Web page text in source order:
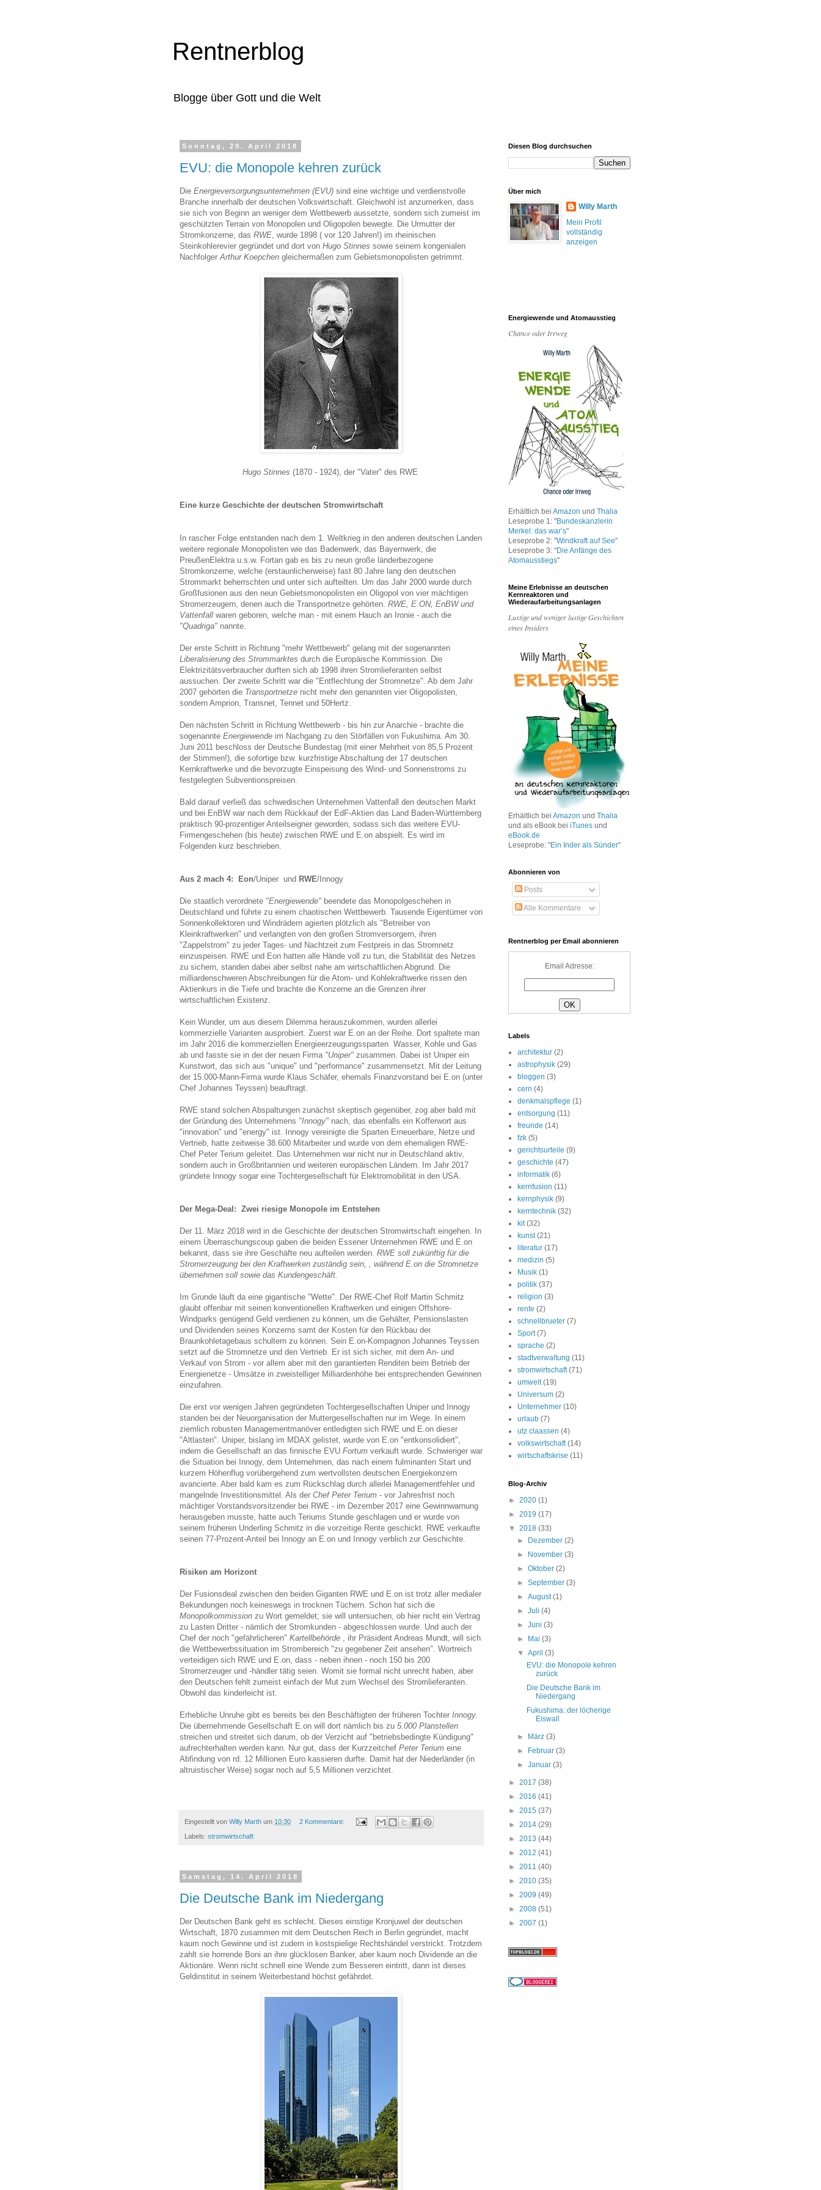
Rentnerblog
Blogge über Gott und die Welt
Sonntag, 29. April 2018
EVU: die Monopole kehren zurück
Die Energieversorgungsunternehmen (EVU) sind eine wichtige und verdienstvolle
Branche innerhalb der deutschen Volkswirtschaft. Gleichwohl ist anzumerken, dass
sie sich von Beginn an weniger dem Wettbewerb aussetzte, sondern sich zumeist im
geschützten Terrain von Monopolen und Oligopolen bewegte. Die Urmutter der
Stromkonzerne, das RWE , wurde 1898 ( vor 120 Jahren!) im rheinischen
Steinkohlerevier gegründet und dort von Hugo Stinnes sowie seinem kongenialen
Nachfolger Arthur Koepchen gleichermaßen zum Gebietsmonopolisten getrimmt.
Hugo Stinnes (1870 - 1924), der "Vater" des RWE
Eine kurze Geschichte der deutschen Stromwirtschaft
In rascher Folge entstanden nach dem 1. Weltkrieg in den anderen deutschen Landen
weitere regionale Monopolisten wie das Badenwerk, das Bayernwerk, die
PreußenElektra u.s.w. Fortan gab es bis zu neun große länderbezogene
Stromkonzerne, welche (erstaunlicherweise) fast 80 Jahre lang den deutschen
Strommarkt beherrschten und unter sich aufteilten. Um das Jahr 2000 wurde durch
Großfusionen aus den neun Gebietsmonopolisten ein Oligopol von vier mächtigen
Stromerzeugern, denen auch die Transportnetze gehörten. RWE, E.ON, EnBW und
Vattenfall waren geboren, welche man - mit einem Hauch an Ironie - auch die
"Quadriga" nannte.
Der erste Schritt in Richtung "mehr Wettbewerb" gelang mit der sogenannten
Liberalisierung des Strommarktes durch die Europäische Kommission. Die
Elektrizitätsverbraucher durften sich ab 1998 ihren Stromlieferanten selbst
aussuchen. Der zweite Schritt war die "Entflechtung der Stromnetze". Ab dem Jahr
2007 gehörten die Transportnetze nicht mehr den genannten vier Oligopolisten,
sondern Amprion, Transnet, Tennet und 50Hertz.
Den nächsten Schritt in Richtung Wettbewerb - bis hin zur Anarchie - brachte die
sogenannte Energiewende im Nachgang zu den Störfällen von Fukushima. Am 30.
Juni 2011 beschloss der Deutsche Bundestag (mit einer Mehrheit von 85,5 Prozent
der Stimmen!), die sofortige bzw. kurzfristige Abschaltung der 17 deutschen
Kernkraftwerke und die bevorzugte Einspeisung des Wind- und Sonnenstroms zu
festgelegten Subventionspreisen.
Bald darauf verließ das schwedischen Unternehmen Vattenfall den deutschen Markt
und bei EnBW war nach dem Rückkauf der EdF-Aktien das Land Baden-Württemberg
praktisch 90-prozentiger Anteilseigner geworden, sodass sich das weitere EVU-
Firmengeschehen (bis heute) zwischen RWE und E.on abspielt. Es wird im
Folgenden kurz beschrieben.
Aus 2 mach 4: Eon/Uniper und RWE/Innogy
Die staatlich verordnete "Energiewende" beendete das Monopolgeschehen in
Deutschland und führte zu einem chaotischen Wettbewerb. Tausende Eigentümer von
Sonnenkollektoren und Windrädern agierten plötzlich als "Betreiber von
Kleinkraftwerken" und verlangten von den großen Stromversorgern, ihren
"Zappelstrom" zu jeder Tages- und Nachtzeit zum Festpreis in das Stromnetz
einzuspeisen. RWE und Eon hatten alle Hände voll zu tun, die Stabilität des Netzes
zu sichern, standen dabei aber selbst nahe am wirtschaftlichen Abgrund. Die
milliardenschweren Abschreibungen für die Atom- und Kohlekraftwerke rissen den
Aktienkurs in die Tiefe und brachte die Konzerne an die Grenzen ihrer
wirtschaftlichen Existenz.
Kein Wunder, um aus diesem Dilemma herauszukommen, wurden allerlei
kommerzielle Varianten ausprobiert. Zuerst war E.on an der Reihe. Dort spaltete man
im Jahr 2016 die kommerziellen Energieerzeugungssparten Wasser, Kohle und Gas
ab und fasste sie in der der neuen Firma "Uniper" zusammen. Dabei ist Uniper ein
Kunstwort, das sich aus "unique" und "performance" zusammensetzt. Mit der Leitung
der 15.000-Mann-Firma wurde Klaus Schäfer, ehemals Finanzvorstand bei E.on (unter
Chef Johannes Teyssen) beauftragt.
RWE stand solchen Abspaltungen zunächst skeptisch gegenüber, zog aber bald mit
der Gründung des Unternehmens "Innogy" nach, das ebenfalls ein Kofferwort aus
"innovation" und "energy" ist. Innogy vereinigte die Sparten Erneuerbare, Netze und
Vertrieb, hatte zeitweise 38.600 Mitarbeiter und wurde von dem ehemaligen RWE-
Chef Peter Terium geleitet. Das Unternehmen war nicht nur in Deutschland aktiv,
sondern auch in Großbritannien und weiteren europäischen Ländern. Im Jahr 2017
gründete Innogy sogar eine Tochtergesellschaft für Elektromobilität in den USA.
Der Mega-Deal: Zwei riesige Monopole im Entstehen
Der 11. März 2018 wird in die Geschichte der deutschen Stromwirtschaft eingehen. In
einem Überraschungscoup gaben die beiden Essener Unternehmen RWE und E.on
bekannt, dass sie ihre Geschäfte neu aufteilen werden. RWE soll zukünftig für die
Stromerzeugung bei den Kraftwerken zuständig sein, , während E.on die Stromnetze
übernehmen soll sowie das Kundengeschäft.
Im Grunde läuft da eine gigantische "Wette". Der RWE-Chef Rolf Martin Schmitz
glaubt offenbar mit seinen konventionellen Kraftwerken und einigen Offshore-
Windparks genügend Geld verdienen zu können, um die Gehälter, Pensionslasten
und Dividenden seines Konzerns samt der Kosten für den Rückbau der
Braunkohletagebaus schultern zu können. Sein E.on-Kompagnon Johannes Teyssen
setzt auf die Stromnetze und den Vertrieb. Er ist sich sicher, mit dem An- und
Verkauf von Strom - vor allem aber mit den garantierten Renditen beim Betrieb der
Energienetze - Umsätze in zweistelliger Milliardenhöhe bei entsprechenden Gewinnen
einzufahren.
Die erst vor wenigen Jahren gegründeten Tochtergesellschaften Uniper und Innogy
standen bei der Neuorganisation der Muttergesellschaften nur im Wege. In einem
ziemlich robusten Managementmanöver entledigten sich RWE und E.on dieser
"Altlasten". Uniper, bislang im MDAX gelistet, wurde von E.on "entkonsolidiert",
indem die Gesellschaft an das finnische EVU Fortum verkauft wurde. Schwieriger war
die Situation bei Innogy, dem Unternehmen, das nach einem fulminanten Start und
kurzem Höhenflug vorübergehend zum wertvollsten deutschen Energiekonzern
avancierte. Aber bald kam es zum Rückschlag durch allerlei Managementfehler und
mangelnde Investitionsmittel. Als der Chef Peter Terium - vor Jahresfrist noch
mächtiger Vorstandsvorsitzender bei RWE - im Dezember 2017 eine Gewinnwarnung
herausgeben musste, hatte auch Teriums Stunde geschlagen und er wurde von
seinem früheren Underling Schmitz in die vorzeitige Rente geschickt. RWE verkaufte
seinen 77-Prozent-Anteil bei Innogy an E.on und Innogy verblich zur Geschichte.
Risiken am Horizont
Der Fusionsdeal zwischen den beiden Giganten RWE und E.on ist trotz aller medialer
Bekundungen noch keineswegs in trocknen Tüchern. Schon hat sich die
Monopolkommission zu Wort gemeldet; sie will untersuchen, ob hier nicht ein Vertrag
zu Lasten Dritter - nämlich der Stromkunden - abgeschlossen wurde. Und auch der
Chef der noch "gefährlicheren" Kartellbehörde , ihr Präsident Andreas Mundt, will sich
die Wettbewerbssituation im Strombereich "zu gegebener Zeit ansehen". Wortreich
verteidigen sich RWE und E.on, dass - neben ihnen - noch 150 bis 200
Stromerzeuger und -händler tätig seien. Womit sie formal nicht unrecht haben, aber
den Deutschen fehlt zumeist einfach der Mut zum Wechsel des Stromlieferanten.
Obwohl das kinderleicht ist.
Erhebliche Unruhe gibt es bereits bei den Beschäftigten der früheren Tochter Innogy.
Die übernehmende Gesellschaft E.on will dort nämlich bis zu 5.000 Planstellen
streichen und streitet sich darum, ob der Verzicht auf "betriebsbedingte Kündigung"
aufrechterhalten werden kann. Nur gut, dass der Kurzzeitchef Peter Terium eine
Abfindung von rd. 12 Millionen Euro kassieren durfte. Damit hat der Niederländer (in
altruistischer Weise) sogar noch auf 5,5 Millionen verzichtet.
Eingestellt von Willy Marth um 10:30 2 Kommentare:
Labels: stromwirtschaft
Samstag, 14. April 2018
Die Deutsche Bank im Niedergang
Der Deutschen Bank geht es schlecht. Dieses einstige Kronjuwel der deutschen
Wirtschaft, 1870 zusammen mit dem Deutschen Reich in Berlin gegründet, macht
kaum noch Gewinne und ist zudem in kostspielige Rechtshändel verstrickt. Trotzdem
zahlt sie horrende Boni an ihre glücklosen Banker, aber kaum noch Dividende an die
Aktionäre. Wenn nicht schnell eine Wende zum Besseren eintritt, dann ist dieses
Geldinstitut in seinem Weiterbestand höchst gefährdet.
Diesen Blog durchsuchen
Über mich
Willy Marth
Mein Profil
vollständig
anzeigen
Energiewende und Atomausstieg
Chance oder Irrweg
Erhältlich bei Amazon und Thalia
Leseprobe 1: "Bundeskanzlerin
Merkel: das war’s"
Leseprobe 2: "Windkraft auf See"
Leseprobe 3: "Die Anfänge des
Atomausstiegs"
Meine Erlebnisse an deutschen
Kernreaktoren und
Wiederaufarbeitungsanlagen
Lustige und weniger lustige Geschichten
eines Insiders
Erhältlich bei Amazon und Thalia
und als eBook bei iTunes und
eBook.de
Leseprobe: "Ein Inder als Sünder"
Abonnieren von
Posts
Alle Kommentare
Rentnerblog per Email abonnieren
Email Adresse:
Labels
architektur (2)
astrophysik (29)
bloggen (3)
cern (4)
denkmalspflege (1)
entsorgung (11)
freunde (14)
fzk (5)
gerichtsurteile (9)
geschichte (47)
informatik (6)
kernfusion (11)
kernphysik (9)
kerntechnik (32)
kit (32)
kunst (21)
literatur (17)
medizin (5)
Musik (1)
politik (37)
religion (3)
rente (2)
schnellbrueter (7)
Sport (7)
sprache (2)
stadtverwaltung (11)
stromwirtschaft (71)
umwelt (19)
Universum (2)
Unternehmer (10)
urlaub (7)
utz claassen (4)
volkswirtschaft (14)
wirtschaftskrise (11)
Blog-Archiv
► 2020 (1)
► 2019 (17)
▼ 2018 (33)
►
Dezember(2)
►
November(3)
►Oktober(2)
►September(3)
►August(1)
►Juli(4)
►Juni(3)
►
Mai(3)
▼April(3)
EVU: die Monopole kehren
zurück
Die Deutsche Bank im
Niedergang
Fukushima: der löcherige
Eiswall
► März(3)
►
Februar(3)
►Januar(3)
► 2017 (38)
► 2016 (41)
► 2015 (37)
► 2014 (29)
► 2013 (44)
► 2012 (41)
► 2011 (40)
► 2010 (35)
► 2009 (49)
► 2008 (51)
► 2007 (1)